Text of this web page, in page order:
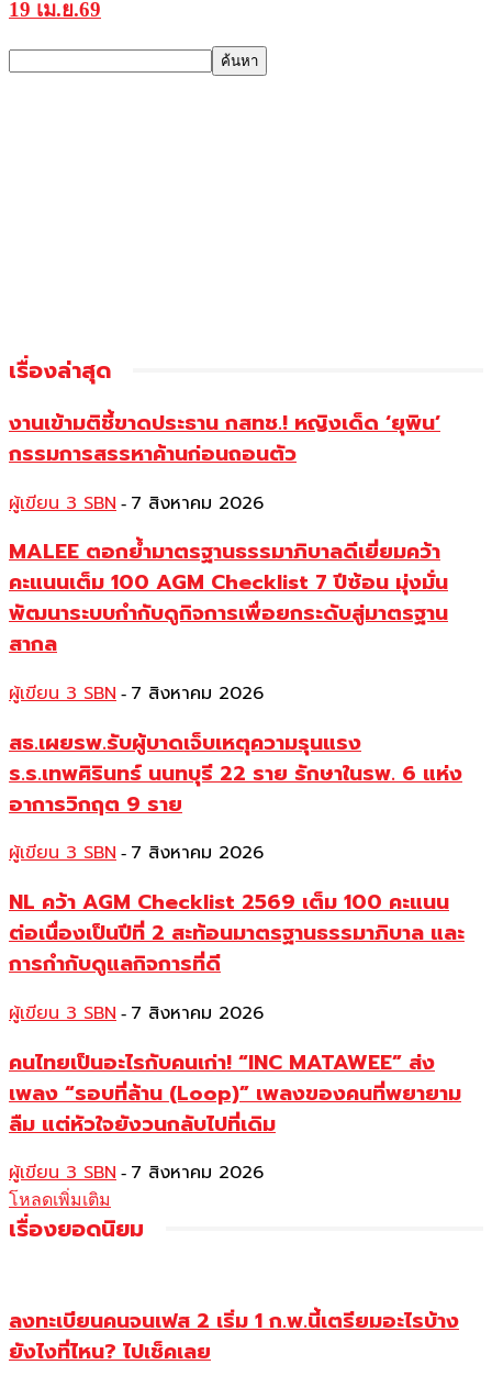
19 เม.ย.69
เรื่องล่าสุด
งานเข้ามติชี้ขาดประธาน กสทช.! หญิงเด็ด ‘ยุพิน’
กรรมการสรรหาค้านก่อนถอนตัว
ผู้เขียน 3 SBN - 7 สิงหาคม 2026
MALEE ตอกย้ำมาตรฐานธรรมาภิบาลดีเยี่ยมคว้า
คะแนนเต็ม 100 AGM Checklist 7 ปีซ้อน มุ่งมั่น
พัฒนาระบบกำกับดูกิจการเพื่อยกระดับสู่มาตรฐาน
สากล
ผู้เขียน 3 SBN - 7 สิงหาคม 2026
สธ.เผยรพ.รับผู้บาดเจ็บเหตุความรุนแรง
ร.ร.เทพศิรินทร์ นนทบุรี 22 ราย รักษาในรพ. 6 แห่ง
อาการวิกฤต 9 ราย
ผู้เขียน 3 SBN - 7 สิงหาคม 2026
NL คว้า AGM Checklist 2569 เต็ม 100 คะแนน
ต่อเนื่องเป็นปีที่ 2 สะท้อนมาตรฐานธรรมาภิบาล และ
การกำกับดูแลกิจการที่ดี
ผู้เขียน 3 SBN - 7 สิงหาคม 2026
คนไทยเป็นอะไรกับคนเก่า! “INC MATAWEE” ส่ง
เพลง “รอบที่ล้าน (Loop)” เพลงของคนที่พยายาม
ลืม แต่หัวใจยังวนกลับไปที่เดิม
ผู้เขียน 3 SBN - 7 สิงหาคม 2026
โหลดเพิ่มเติม
เรื่องยอดนิยม
ลงทะเบียนคนจนเฟส 2 เริ่ม 1 ก.พ.นี้เตรียมอะไรบ้าง
ยังไงที่ไหน? ไปเช็คเลย